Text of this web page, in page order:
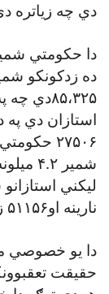
دي چه زياتره
دا حکومتي
استازان دي
۲۷۵۰۶
شمير
نارينه او۵۱۱۵۶ زنانه استازان دي
دا يو خصوصي
حقيقت